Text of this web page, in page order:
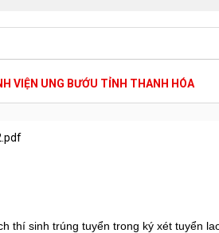
VIỆN UNG BƯỚU TỈNH THANH HÓA
thí sinh trúng tuyển trong ký xét tuyển